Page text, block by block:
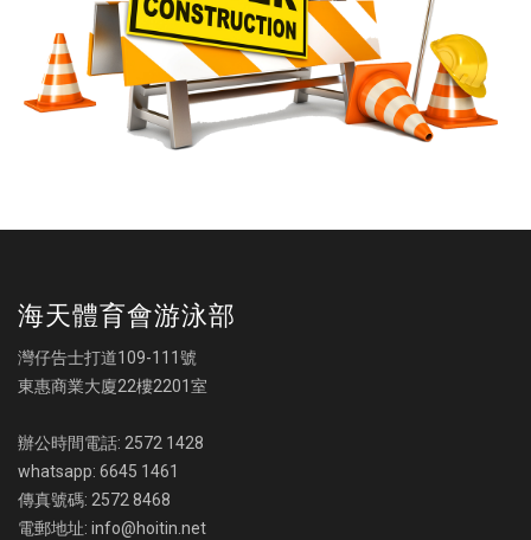
海天體育會游泳部
灣仔告士打道109-111號
東惠商業大廈22樓2201室
辦公時間電話: 2572 1428
whatsapp: 6645 1461
傳真號碼: 2572 8468
電郵地址: info@hoitin.net